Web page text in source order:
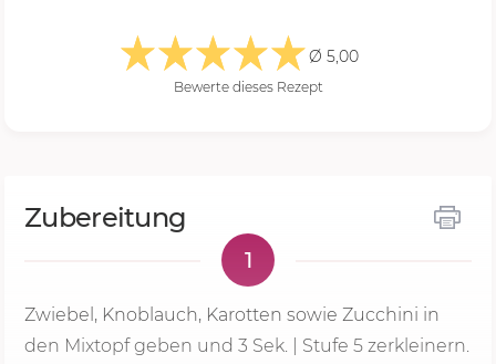
Ø 5,00
Bewerte dieses Rezept
Zubereitung
1
Zwiebel, Knoblauch, Karotten sowie Zucchini in
den Mixtopf geben und 3 Sek. Stufe 5 zerkleinern.